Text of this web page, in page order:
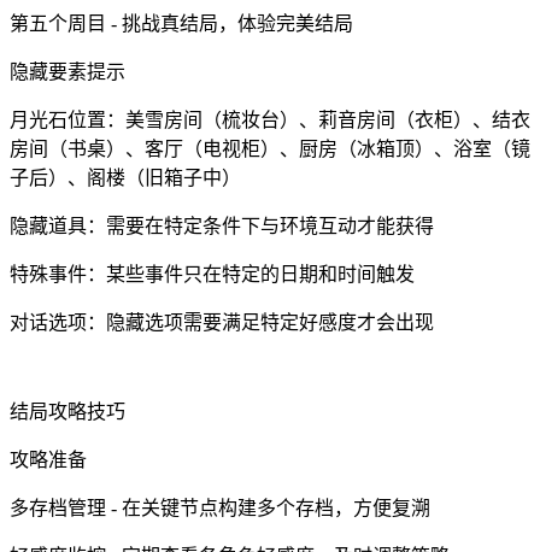
第五个周目 - 挑战真结局，体验完美结局
隐藏要素提示
月光石位置：美雪房间（梳妆台）、莉音房间（衣柜）、结衣
房间（书桌）、客厅（电视柜）、厨房（冰箱顶）、浴室（镜
子后）、阁楼（旧箱子中）
隐藏道具：需要在特定条件下与环境互动才能获得
特殊事件：某些事件只在特定的日期和时间触发
对话选项：隐藏选项需要满足特定好感度才会出现
结局攻略技巧
攻略准备
多存档管理 - 在关键节点构建多个存档，方便复溯